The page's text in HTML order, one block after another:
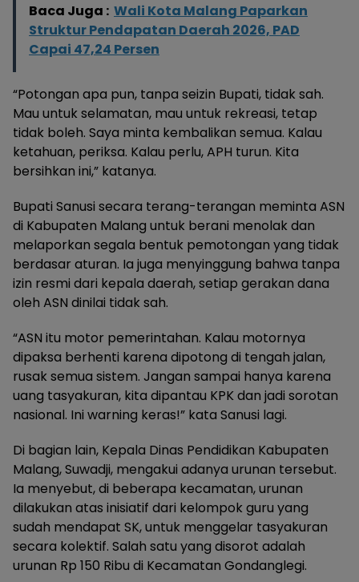
Baca Juga : Wali Kota Malang Paparkan
Struktur Pendapatan Daerah 2026, PAD
Capai 47,24 Persen
“Potongan apa pun, tanpa seizin Bupati, tidak sah.
Mau untuk selamatan, mau untuk rekreasi, tetap
tidak boleh. Saya minta kembalikan semua. Kalau
ketahuan, periksa. Kalau perlu, APH turun. Kita
bersihkan ini,” katanya.
Bupati Sanusi secara terang-terangan meminta ASN
di Kabupaten Malang untuk berani menolak dan
melaporkan segala bentuk pemotongan yang tidak
berdasar aturan. Ia juga menyinggung bahwa tanpa
izin resmi dari kepala daerah, setiap gerakan dana
oleh ASN dinilai tidak sah.
“ASN itu motor pemerintahan. Kalau motornya
dipaksa berhenti karena dipotong di tengah jalan,
rusak semua sistem. Jangan sampai hanya karena
uang tasyakuran, kita dipantau KPK dan jadi sorotan
nasional. Ini warning keras!” kata Sanusi lagi.
Di bagian lain, Kepala Dinas Pendidikan Kabupaten
Malang, Suwadji, mengakui adanya urunan tersebut.
Ia menyebut, di beberapa kecamatan, urunan
dilakukan atas inisiatif dari kelompok guru yang
sudah mendapat SK, untuk menggelar tasyakuran
secara kolektif. Salah satu yang disorot adalah
urunan Rp 150 Ribu di Kecamatan Gondanglegi.